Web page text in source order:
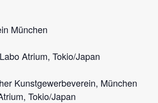
München
Atrium, Tokio/Japan
Kunstgewerbeverein, München
Tokio/Japan